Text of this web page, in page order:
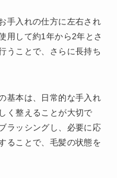
手入れの仕方に左右され
用して約1年から2年とさ
うことで、さらに長持ち
基本は、日常的な手入れ
く整えることが大切で
ラッシングし、必要に応
ることで、毛髪の状態を